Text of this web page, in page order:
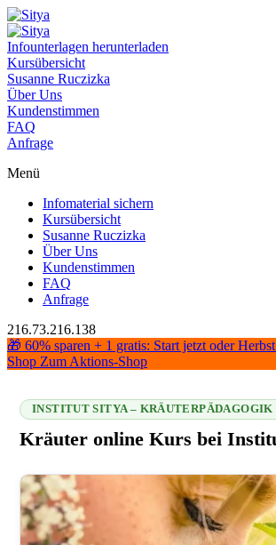
Infounterlagen herunterladen
Kursübersicht
Susanne Ruczizka
Über Uns
Kundenstimmen
FAQ
Anfrage
Menü
Infomaterial sichern
Kursübersicht
Susanne Ruczizka
Über Uns
Kundenstimmen
FAQ
Anfrage
216.73.216.138
🎁 60% sparen + 1 gratis: Start jetzt oder Herbst
Shop Zum Aktions-Shop
INSTITUT SITYA – KRÄUTERPÄDAGOGIK
Kräuter online Kurs bei
216.73.216.138 2026-08-07 23:37:57